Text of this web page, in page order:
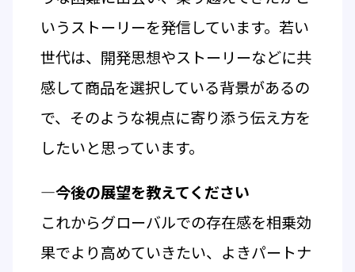
いうストーリーを発信しています。若い
世代は、開発思想やストーリーなどに共
感して商品を選択している背景があるの
で、そのような視点に寄り添う伝え方を
したいと思っています。
―今後の展望を教えてください
これからグローバルでの存在感を相乗効
果でより高めていきたい、よきパートナ